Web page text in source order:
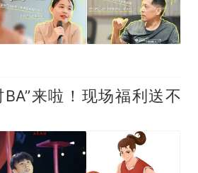
一中学招聘物理教师，笔
13名均遭淘汰？教育局：
停招聘，成立调查组全面
第一被第二名传话劝弃考
那个在床头放菜刀的女孩，
师一句“跟我回家”改写了
来啦！现场福利送不